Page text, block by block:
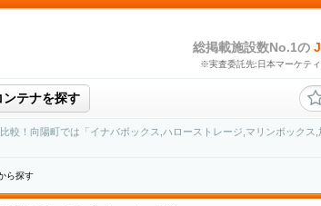
総掲載施設数No.1の
※実査委託先:日本マーケテ
ンテナを探す
！向陽町では「イナバボックス,ハローストレージ,マリンボックス
ら探す